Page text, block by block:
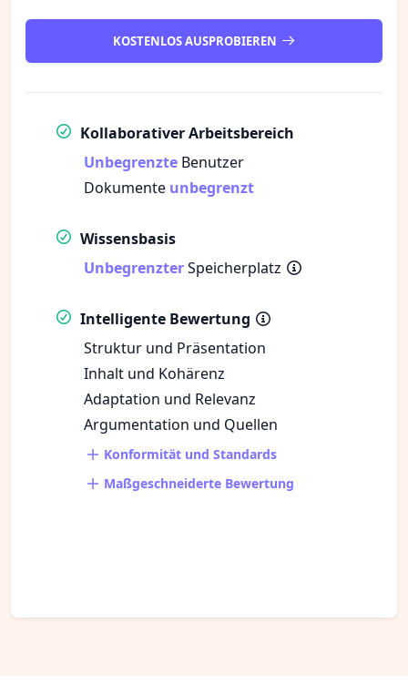
KOSTENLOS AUSPROBIEREN
Kollaborativer Arbeitsbereich
Unbegrenzte Benutzer
Dokumente unbegrenzt
Wissensbasis
UnbegrenzterSpeicherplatz
Intelligente Bewertung
Struktur und Präsentation
Inhalt und Kohärenz
Adaptation und Relevanz
Argumentation und Quellen
Konformität und Standards
Maßgeschneiderte Bewertung